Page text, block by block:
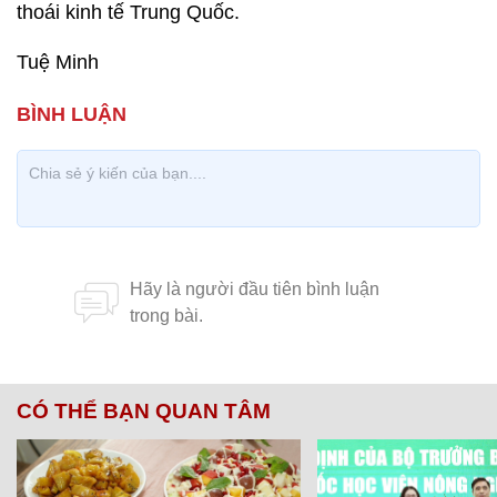
thoái kinh tế Trung Quốc.
Tuệ Minh
CÓ THỂ BẠN QUAN TÂM